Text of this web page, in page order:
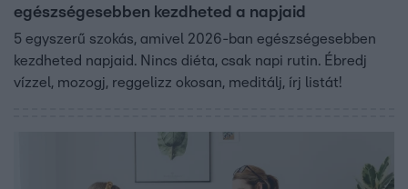
egészségesebben kezdheted a napjaid
5 egyszerű szokás, amivel 2026-ban egészségesebben
kezdheted napjaid. Nincs diéta, csak napi rutin. Ébredj
vízzel, mozogj, reggelizz okosan, meditálj, írj listát!